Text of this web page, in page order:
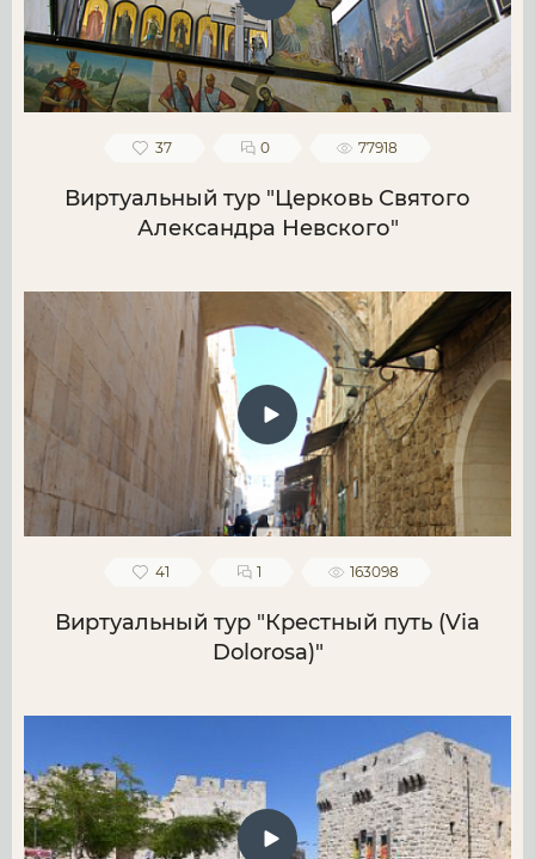
37 0 77918
Виртуальный тур "Церковь Святого
Александра Невского"
41 1 163098
Виртуальный тур "Крестный путь (Via
Dolorosa)"